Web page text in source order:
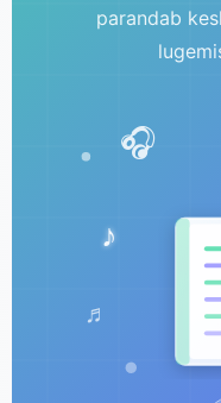
parandab
♪
♬
🎧